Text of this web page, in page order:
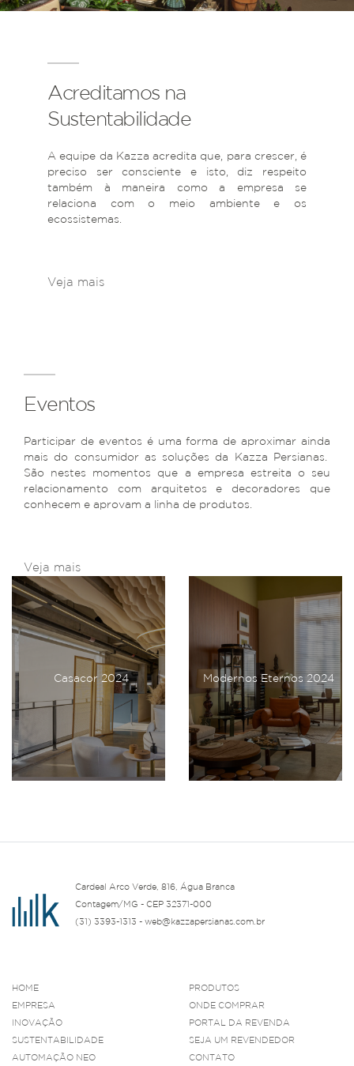
Acreditamos na
Sustentabilidade
A equipe da Kazza acredita que, para crescer, é
preciso ser consciente e isto, diz respeito
também à maneira como a empresa se
relaciona com o meio ambiente e os
ecossistemas.
Veja mais
Eventos
Participar de eventos é uma forma de aproximar ainda
mais do consumidor as soluções da Kazza Persianas.
São nestes momentos que a empresa estreita o seu
relacionamento com arquitetos e decoradores que
conhecem e aprovam a linha de produtos.
Veja mais
Casacor 2024 Modernos Eternos 2024
Cardeal Arco Verde, 816, Água Branca
Contagem/MG - CEP 32371-000
(31) 3393-1313 - web@kazzapersianas.com.br
HOME
EMPRESA
INOVAÇÃO
SUSTENTABILIDADE
AUTOMAÇÃO NEO
PRODUTOS
ONDE COMPRAR
PORTAL DA REVENDA
SEJA UM REVENDEDOR
CONTATO